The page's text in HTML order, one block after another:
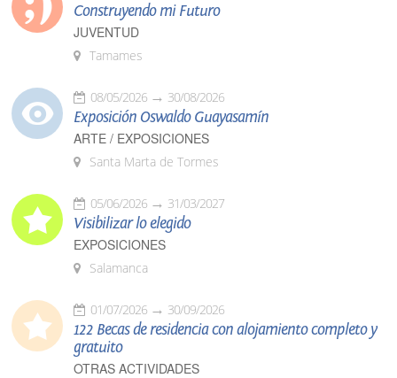
Construyendo mi Futuro
JUVENTUD
Tamames
08/05/2026 30/08/2026
Exposición Oswaldo Guayasamín
ARTE / EXPOSICIONES
Santa Marta de Tormes
05/06/2026 31/03/2027
Visibilizar lo elegido
EXPOSICIONES
Salamanca
01/07/2026 30/09/2026
122 Becas de residencia con alojamiento completo y
gratuito
OTRAS ACTIVIDADES